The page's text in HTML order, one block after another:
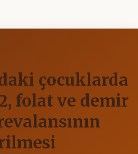
çocuklarda
folat ve demir